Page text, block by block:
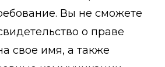
Вы не сможете
о праве
свое имя, а также